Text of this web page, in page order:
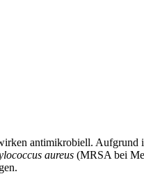
antimikrobiell.
aureus (MRSA bei